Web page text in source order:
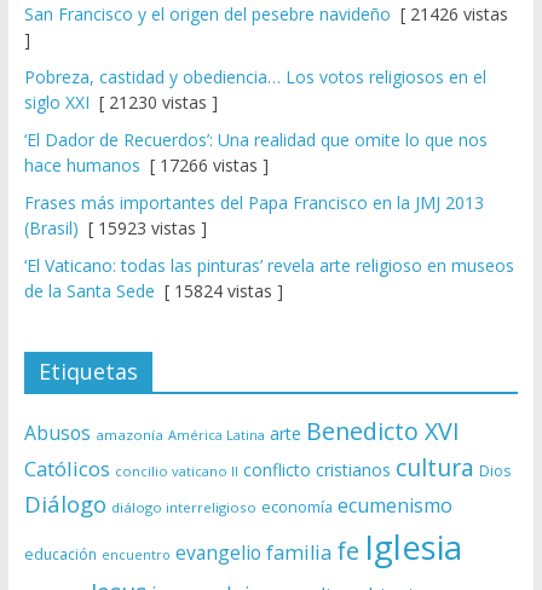
San Francisco y el origen del pesebre navideño [ 21426 vistas
]
Pobreza, castidad y obediencia… Los votos religiosos en el
siglo XXI [ 21230 vistas ]
‘El Dador de Recuerdos’: Una realidad que omite lo que nos
hace humanos [ 17266 vistas ]
Frases más importantes del Papa Francisco en la JMJ 2013
(Brasil) [ 15923 vistas ]
‘El Vaticano: todas las pinturas’ revela arte religioso en museos
de la Santa Sede [ 15824 vistas ]
Etiquetas
Abusos amazonía América Latina arte Benedicto XVI
Católicos concilio vaticano II conflicto cristianos cultura Dios
Diálogo diálogo interreligioso economía ecumenismo
educación encuentro evangelio familia fe Iglesia